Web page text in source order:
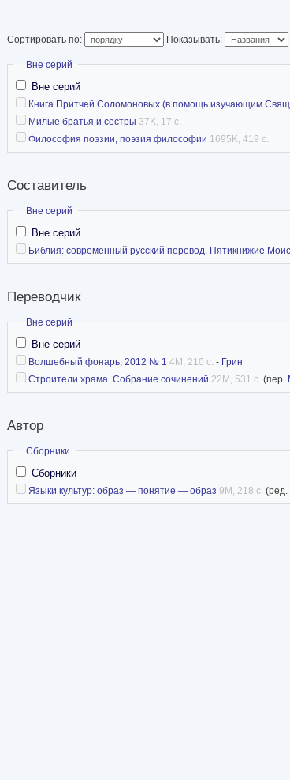
Сортировать по: Показывать:
Скрыть
Вне серий
Вне серий
Книга Притчей Соломоновых (в помощь изучающим
Милые братья и сестры 37K, 17 с.
Философия поэзии, поэзия философии 1695K, 419 с.
Составитель
Скрыть
Вне серий
Вне серий
Библия: современный русский перевод. Пятикнижие
Переводчик
Скрыть
Вне серий
Вне серий
Волшебный фонарь, 2012 № 1 4M, 210 с. - Грин
Строители храма. Собрание сочинений 22M, 531 с. (пер.
Автор
Скрыть
Сборники
Сборники
Языки культур: образ — понятие — образ 9M, 218 с. (ред.